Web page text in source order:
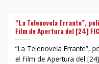
“La Telenovela Errante”,
Film de Apertura del [24]
“La Telenovela Errante”,
el Film de Apertura del